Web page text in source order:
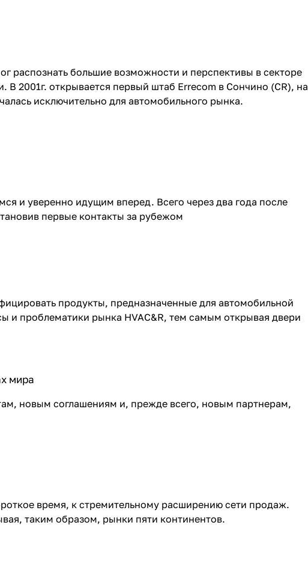
распознать большие возможности и перспективы в секторе
2001г. открывается первый штаб Errecom в Сончино (CR), на
исключительно для автомобильного рынка.
и уверенно идущим вперед. Всего через два года после
первые контакты за рубежом
продукты, предназначенные для автомобильной
проблематики рынка HVAC&R, тем самым открывая двери
мира
новым соглашениям и, прежде всего, новым партнерам,
время, к стремительному расширению сети продаж.
таким образом, рынки пяти континентов.